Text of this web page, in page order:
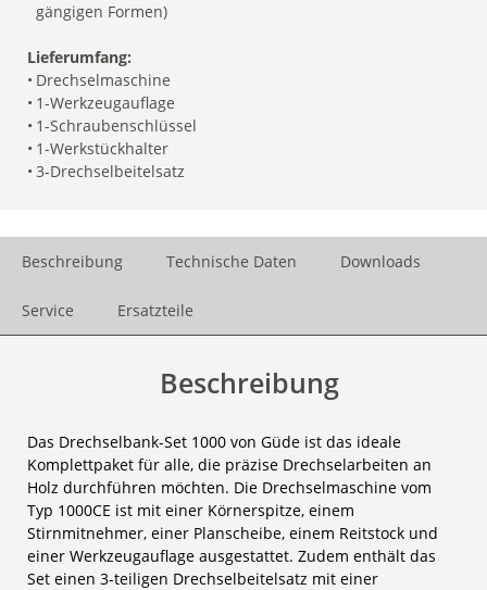
gängigen Formen)
Lieferumfang:
• Drechselmaschine
• 1-Werkzeugauflage
• 1-Schraubenschlüssel
• 1-Werkstückhalter
• 3-Drechselbeitelsatz
Beschreibung Technische Daten Downloads
Service Ersatzteile
Beschreibung
Das Drechselbank-Set 1000 von Güde ist das ideale
Komplettpaket für alle, die präzise Drechselarbeiten an
Holz durchführen möchten. Die Drechselmaschine vom
Typ 1000CE ist mit einer Körnerspitze, einem
Stirnmitnehmer, einer Planscheibe, einem Reitstock und
einer Werkzeugauflage ausgestattet. Zudem enthält das
Set einen 3-teiligen Drechselbeitelsatz mit einer